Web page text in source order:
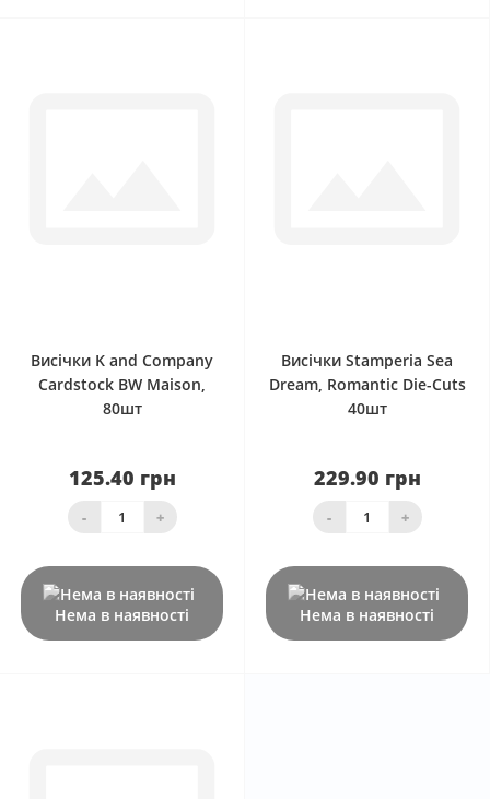
Висічки K and Company
Cardstock BW Maison,
80шт
125.40 грн
- +
Нема в наявності
Висічки Stamperia Sea
Dream, Romantic Die-Cuts
40шт
229.90 грн
- +
Нема в наявності